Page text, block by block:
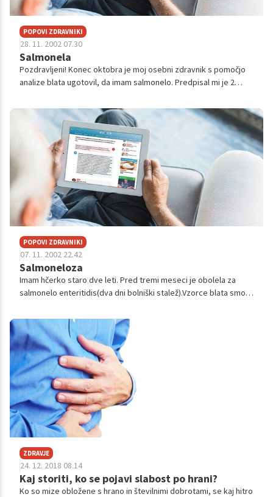
POPOVI ZDRAVNIKI
28. 11. 2002 07.30
Salmonela
Pozdravljeni! Konec oktobra je moj osebni zdravnik s pomočjo
analize blata ugotovil, da imam salmonelo. Predpisal mi je 2
analizo in rez...
POPOVI ZDRAVNIKI
07. 11. 2002 22.42
Salmoneloza
Imam hčerko staro dve leti. Pred tremi meseci je obolela za
salmonelo enteritidis(dva dni bolniški stalež).Vzorce blata smo
ni bilo več...
ZDRAVJE
24. 12. 2018 08.14
Kaj storiti, ko se pojavi slabost po hrani?
Ko so mize obložene s hrano in številnimi dobrotami, se kaj hitro